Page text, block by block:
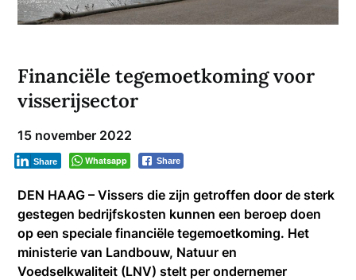
Financiële tegemoetkoming voor
visserijsector
15 november 2022
Whatsapp Share
Share
DEN HAAG – Vissers die zijn getroffen door de sterk
gestegen bedrijfskosten kunnen een beroep doen
op een speciale financiële tegemoetkoming. Het
ministerie van Landbouw, Natuur en
Voedselkwaliteit (LNV) stelt per ondernemer